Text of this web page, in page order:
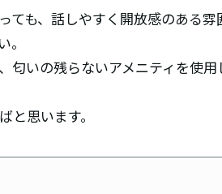
ても、話しやすく開放感のある雰
。
匂いの残らないアメニティを使用
と思います。